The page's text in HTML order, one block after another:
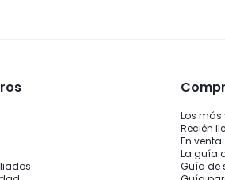
Los
Recién
En venta
La guía
Guía de